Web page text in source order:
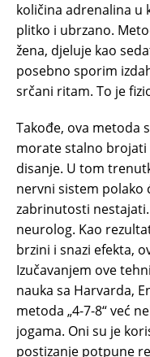
količina adrenalina u
plitko i ubrzano.
žena, djeluje kao
posebno sporim
srčani ritam. To je
Takođe, ova metoda
morate stalno brojati
disanje. U tom
nervni sistem polako
zabrinutosti
neurolog. Kao
brzini i snazi efekta,
Izučavanjem ove
nauka sa Harvarda,
metoda „4-7-8“ već
jogama. Oni su je
postizanje potpune